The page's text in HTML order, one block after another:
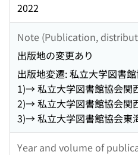
2022
Note (Publication,
出版地の変更あり
出版地変遷: 私立大学図書
1)→ 私立大学図書館協会関
2)→ 私立大学図書館協会関
3)→ 私立大学図書館協会東
Year and volume of